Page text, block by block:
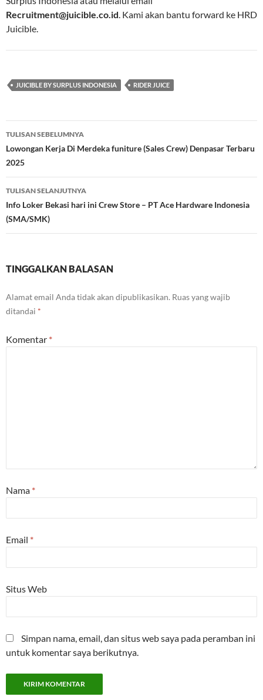
Recruitment@juicible.co.id. Kami akan bantu forward ke HRD
Juicible.
JUICIBLE BY SURPLUS INDONESIA RIDER JUICE
Navigasi
Tulisan
TULISAN SEBELUMNYA
Lowongan Kerja Di Merdeka funiture (Sales Crew) Denpasar Terbaru
2025
TULISAN SELANJUTNYA
Info Loker Bekasi hari ini Crew Store – PT Ace Hardware Indonesia
(SMA/SMK)
TINGGALKAN BALASAN
Alamat email Anda tidak akan dipublikasikan. Ruas yang wajib
ditandai *
Komentar *
Nama *
Email *
Situs Web
Simpan nama, email, dan situs web saya pada peramban ini
untuk komentar saya berikutnya.